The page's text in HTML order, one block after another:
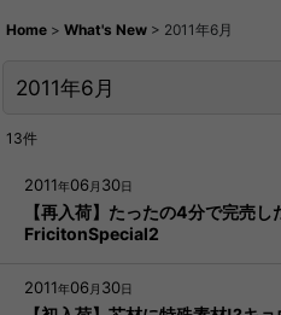
Home > What's New > 2011年6月
2011年6月
13件
2011年06 月 30日
【再入荷】たったの4分で完売し
FricitonSpecial2
2011年06 月 30日